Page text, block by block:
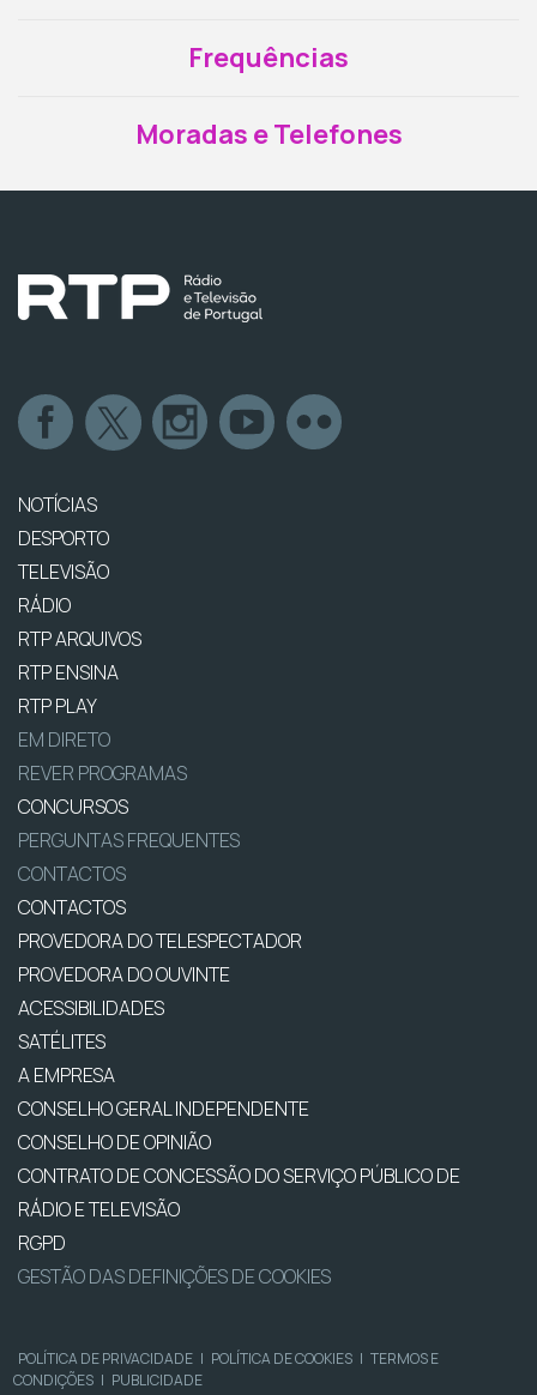
Frequências
Moradas e Telefones
NOTÍCIAS
DESPORTO
TELEVISÃO
RÁDIO
RTP ARQUIVOS
RTP ENSINA
RTP PLAY
EM DIRETO
REVER PROGRAMAS
CONCURSOS
PERGUNTAS FREQUENTES
CONTACTOS
CONTACTOS
PROVEDORA DO TELESPECTADOR
PROVEDORA DO OUVINTE
ACESSIBILIDADES
SATÉLITES
A EMPRESA
CONSELHO GERAL INDEPENDENTE
CONSELHO DE OPINIÃO
CONTRATO DE CONCESSÃO DO SERVIÇO PÚBLICO DE
RÁDIO E TELEVISÃO
RGPD
GESTÃO DAS DEFINIÇÕES DE COOKIES
POLÍTICA DE PRIVACIDADE | POLÍTICA DE COOKIES | TERMOS E
CONDIÇÕES | PUBLICIDADE